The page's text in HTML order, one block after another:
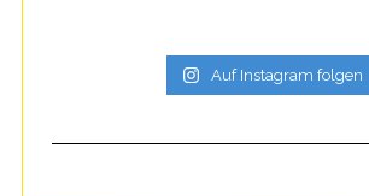
Auf Instagram folgen